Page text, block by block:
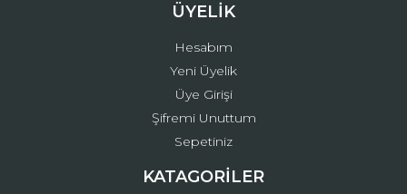
ÜYELİK
Hesabım
Yeni Üyelik
Üye Girişi
Şifremi Unuttum
Sepetiniz
KATAGORİLER